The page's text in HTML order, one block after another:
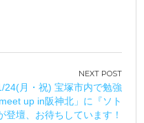
24(月・祝) 宝塚市内で勉強
up in阪神北」に『ソト
登壇、お待ちしています！